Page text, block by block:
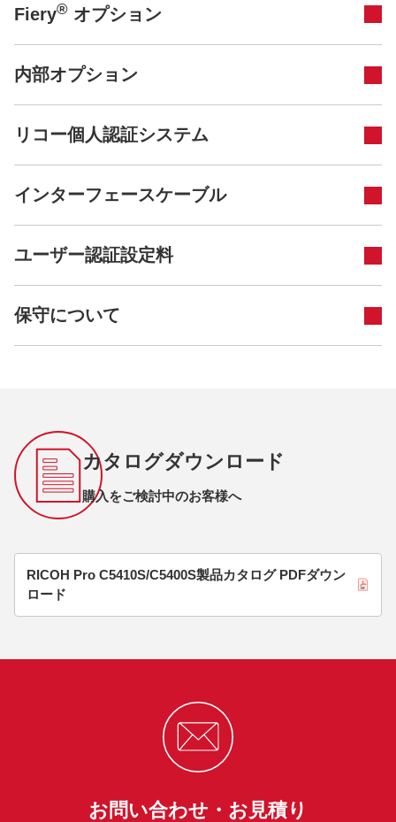
Fiery® オプション
内部オプション
リコー個人認証システム
インターフェースケーブル
ユーザー認証設定料
保守について
カタログダウンロード
購入をご検討中のお客様へ
RICOH Pro C5410S/C5400S製品カタログ PDFダウン
ロード
お問い合わせ・お見積り